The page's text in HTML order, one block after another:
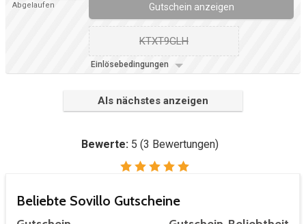
Abgelaufen
Gutschein anzeigen
KTXT9GLH
Einlösebedingungen
Als nächstes anzeigen
Bewerte: 5 (3 Bewertungen)
Beliebte Sovillo Gutscheine